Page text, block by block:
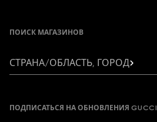
ПОИСК МАГАЗИНОВ
СТРАНА/ОБЛАСТЬ, ГОРОД
ПОДПИСАТЬСЯ НА ОБНОВЛЕНИЯ GUCCI